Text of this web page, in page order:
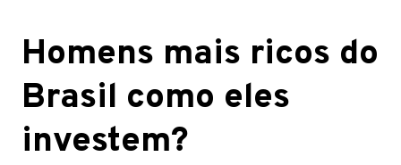
Homens mais ricos do
Brasil como eles
investem?